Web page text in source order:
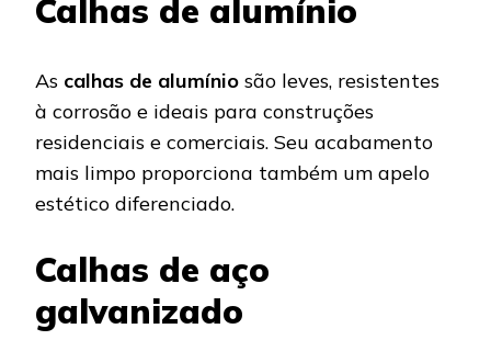
Calhas de alumínio
As calhas de alumínio são leves, resistentes
à corrosão e ideais para construções
residenciais e comerciais. Seu acabamento
mais limpo proporciona também um apelo
estético diferenciado.
Calhas de aço
galvanizado